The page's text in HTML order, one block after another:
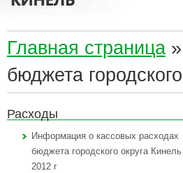
Главная страница »
бюджета
Расходы
Информация о кассовых расходах
бюджета городского округа Кинель
2012 г